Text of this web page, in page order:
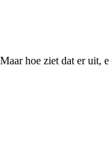
hoe ziet dat er uit,